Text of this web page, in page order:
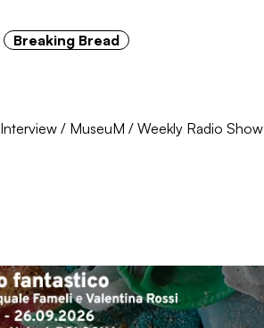
Breaking Bread
Interview/ MuseuM / Weekly Radio Show